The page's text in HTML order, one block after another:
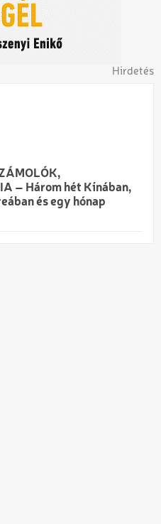
Hirdetés
– Három hét Kínában,
és egy hónap